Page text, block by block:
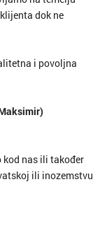
dok ne
i povoljna
kod nas ili također
ili inozemstvu